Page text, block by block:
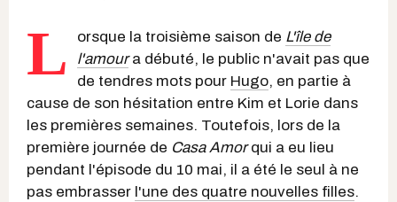
L orsque la troisième saison de L'île de
l'amoura débuté, le public n'avait pas que
de tendres mots pour Hugo, en partie à
cause de son hésitation entre Kim et Lorie dans
les premières semaines. Toutefois, lors de la
première journée de Casa Amorqui a eu lieu
pendant l'épisode du 10 mai, il a été le seul à ne
pas embrasser l'une des quatre nouvelles filles.